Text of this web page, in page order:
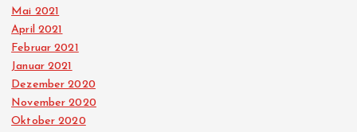
Mai 2021
April 2021
Februar 2021
Januar 2021
Dezember 2020
November 2020
Oktober 2020